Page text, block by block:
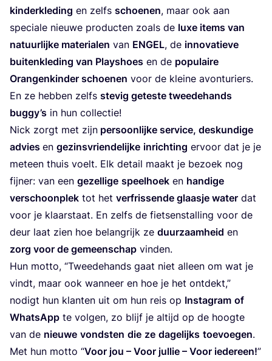
kin­der­kle­ding en zelfs schoe­nen, maar ook aan
spe­ci­a­le nieu­we pro­duc­ten zoals de luxe items van
natuur­lij­ke mate­ri­a­len van ENGEL, de inno­va­tie­ve
bui­ten­kle­ding van Play­shoes en de popu­lai­re
Oran­gen­kin­der schoe­nen voor de klei­ne avon­tu­riers.
En ze heb­ben zelfs ste­vig getes­te twee­de­hands
bug­gy’s in hun collectie!
Nick zorgt met zijn per­soon­lij­ke ser­vi­ce, des­kun­di­ge
advies en gezins­vrien­de­lij­ke inrich­ting ervoor dat je je
met­een thuis voelt. Elk detail maakt je bezoek nog
fij­ner: van een gezel­li­ge speel­hoek en han­di­ge
ver­schoon­plek tot het ver­fris­sen­de glaas­je water dat
voor je klaarstaat. En zelfs de fiet­sen­stal­ling voor de
deur laat zien hoe belang­rijk ze duur­zaam­heid en
zorg voor de gemeen­schap vinden.
Hun mot­to, “Twee­de­hands gaat niet alleen om wat je
vindt, maar ook wan­neer en hoe je het ont­dekt,”
nodigt hun klan­ten uit om hun reis op Inst­agram of
Whats­App te vol­gen, zo blijf je altijd op de hoog­te
van de nieu­we vond­sten die ze dage­lijks toe­voe­gen.
Met hun mot­to “Voor jou – Voor jul­lie – Voor ieder­een!”